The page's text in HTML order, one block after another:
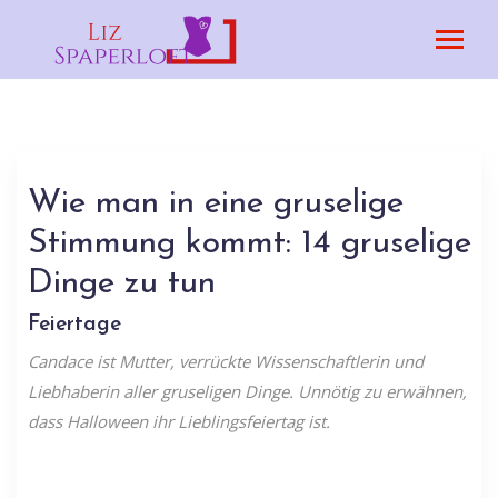
Wie man in eine gruselige
Stimmung kommt: 14 gruselige
Dinge zu tun
Feiertage
Candace ist Mutter, verrückte Wissenschaftlerin und
Liebhaberin aller gruseligen Dinge. Unnötig zu erwähnen,
dass Halloween ihr Lieblingsfeiertag ist.